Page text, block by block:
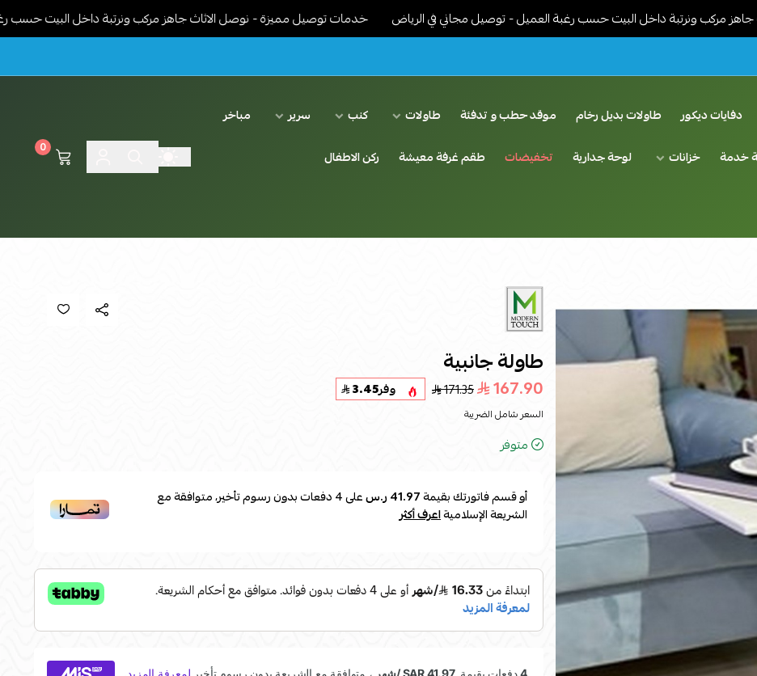
داخل البيت حسب رغبة العميل - توصيل مجاني في الرياض خدمات توصيل مميزة - نوصل الاثاث جاهز مركب ونرتبة داخل البيت حسب رغبة
دفايات ديكور طاولات بديل رخام موقد حطب و تدفئة طاولات كنب سرير
مباخر
خدمة خزانات لوحة جدارية تخفيضات طقم غرفة معيشة
ركن الاطفال
0
طاولة جانبية
167.90
171.35 وفر3.45
السعر شامل الضريبة
متوفر
أو قسم فاتورتك بقيمة41.97 ر.س على4دفعات بدون رسوم تأخير، متوافقة مع
الشريعة الإسلاميةاعرف أكثر